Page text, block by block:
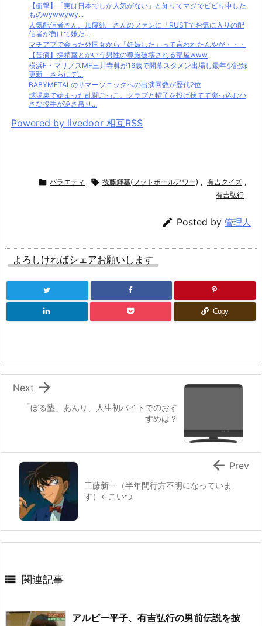
【衝撃】「実は日本でしか人気がない」と知りてマジでビビり申した
ものwywwywy...
人気配信者さん、加藤純一さんのファンに「RUSTでお気に入りの配
信者が負けて嫌だ...
マチアプで会った外国女から「妊娠した」って言われたんやが・・・
【苦痛】採精室とかいう男性の尊厳破壊される部屋www
横浜F・マリノスMF三井寺眞が16歳で開幕スタメン出場し最年少記録
更新 さらにデ...
BABYMETALのサマーソニックへの出演回数が歴代2位
球場裏で始まった乱闘ごっこ、グラブと帽子を投げ捨てて突っ込む小
さな投手が逆さ吊り...
Powered by livedoor 相互RSS
 バラエティ  後藤輝基(フットボールアワー) , 有吉クイズ ,
有吉弘行
 Posted by 管理人
よろしければシェアお願いします
Copy
「ぼる塾」あんり、人生初バイトでのおす
すめは？

Next
工藤新一（半年間行方不明になっていま
す）←こいつ
 Prev
 関連記事
アルピー平子、有吉弘行の男前伝説を披